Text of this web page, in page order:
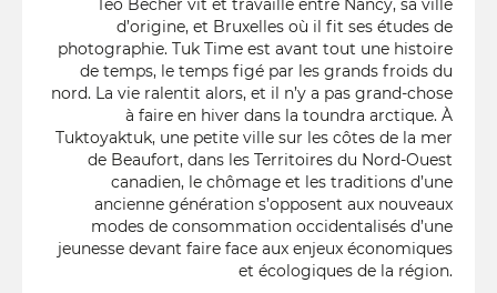
Teo Becher vit et travaille entre Nancy, sa ville
d’origine, et Bruxelles où il fit ses études de
photographie. Tuk Time est avant tout une histoire
de temps, le temps figé par les grands froids du
nord. La vie ralentit alors, et il n’y a pas grand-chose
à faire en hiver dans la toundra arctique. À
Tuktoyaktuk, une petite ville sur les côtes de la mer
de Beaufort, dans les Territoires du Nord-Ouest
canadien, le chômage et les traditions d’une
ancienne génération s’opposent aux nouveaux
modes de consommation occidentalisés d’une
jeunesse devant faire face aux enjeux économiques
et écologiques de la région.